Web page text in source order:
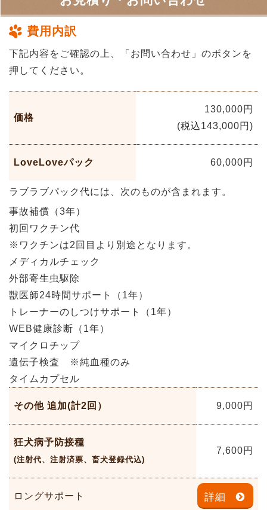
費用内訳
下記内容をご確認の上、「お問い合わせ」のボタンを
押してください。
価格
130,000円
(税込143,000円)
LoveLoveパック 60,000円
ラブラブパック代には、次のものが含まれます。
事故補償（3年）
初回ワクチン代
※ワクチンは2回目より別途となります。
メディカルチェック
外部寄生虫駆除
獣医師24時間サポート（1年）
トレーナーのしつけサポート（1年）
WEB健康診断（1年）
マイクロチップ
遺伝子検査 ※純血種のみ
タイムカプセル
その他 追加(計2回） 9,000円
狂犬病予防接種
(注射代、注射済票、畜犬登録代込)
7,600円
ロングサポート 詳細